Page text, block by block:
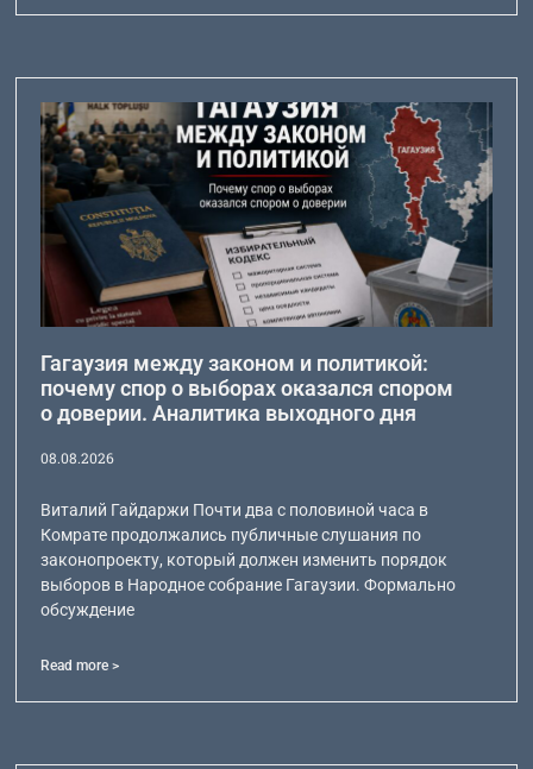
Гагаузия между законом и политикой:
почему спор о выборах оказался спором
о доверии. Аналитика выходного дня
08.08.2026
Виталий Гайдаржи Почти два с половиной часа в
Комрате продолжались публичные слушания по
законопроекту, который должен изменить порядок
выборов в Народное собрание Гагаузии. Формально
обсуждение
Read more >